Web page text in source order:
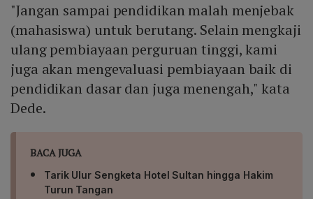
"Jangan sampai pendidikan malah menjebak
(mahasiswa) untuk berutang. Selain mengkaji
ulang pembiayaan perguruan tinggi, kami
juga akan mengevaluasi pembiayaan baik di
pendidikan dasar dan juga menengah," kata
Dede.
BACA JUGA
Tarik Ulur Sengketa Hotel Sultan hingga Hakim
Turun Tangan